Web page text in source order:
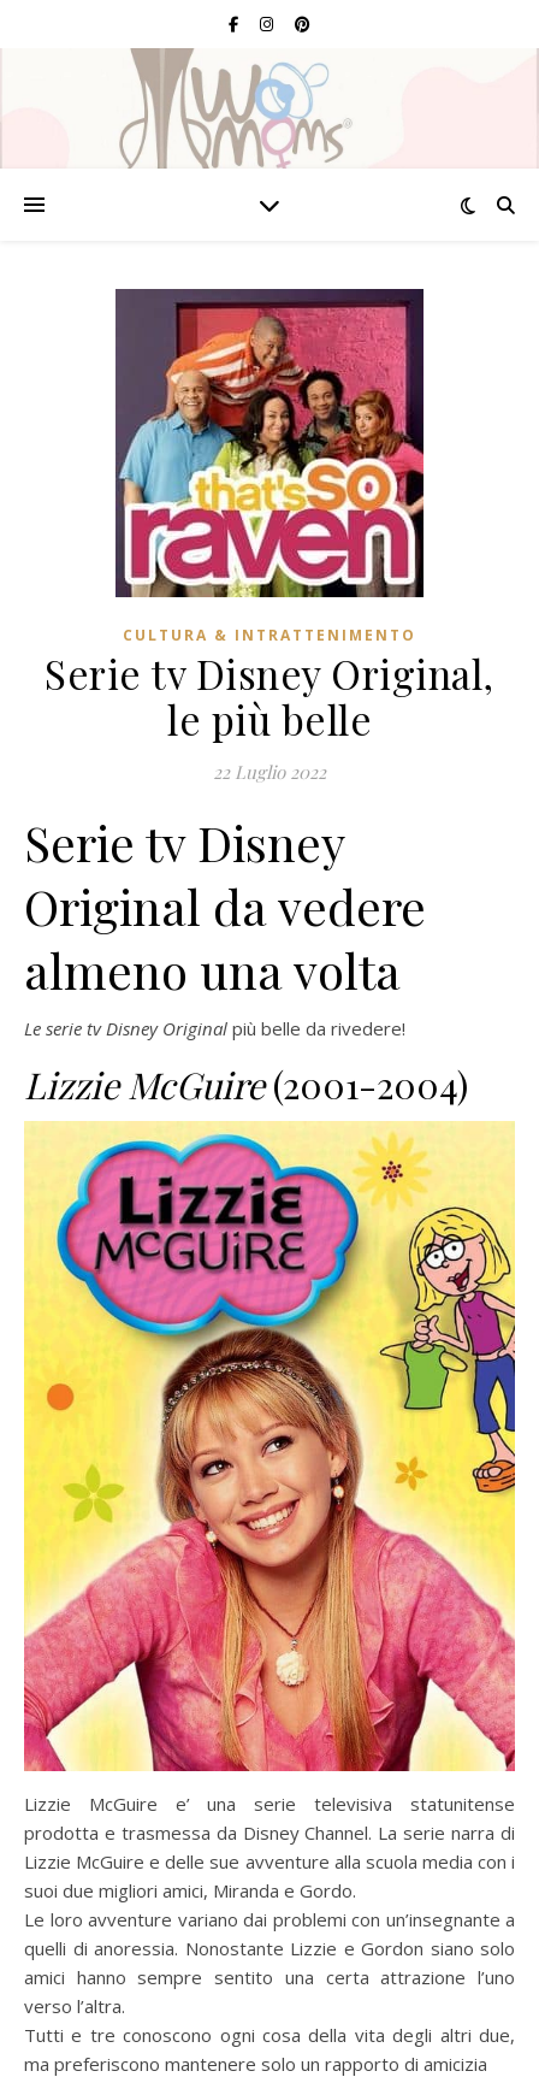
CULTURA & INTRATTENIMENTO
Serie tv Disney Original,
le più belle
22 Luglio 2022
Serie tv Disney
Original da vedere
almeno una volta
Le serie tv Disney Original più belle da rivedere!
Lizzie McGuire(2001-2004)
Lizzie McGuire e’ una serie televisiva statunitense
prodotta e trasmessa da Disney Channel. La serie narra di
Lizzie McGuire e delle sue avventure alla scuola media con i
suoi due migliori amici, Miranda e Gordo.
Le loro avventure variano dai problemi con un’insegnante a
quelli di anoressia. Nonostante Lizzie e Gordon siano solo
amici hanno sempre sentito una certa attrazione l’uno
verso l’altra.
Tutti e tre conoscono ogni cosa della vita degli altri due,
ma preferiscono mantenere solo un rapporto di amicizia